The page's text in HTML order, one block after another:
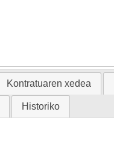
Kontratuaren xedea
Historiko